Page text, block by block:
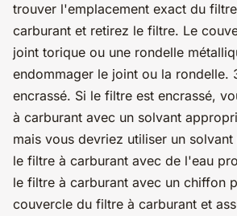
trouver l'emplacement exact du
carburant et retirez le filtre. Le
joint torique ou une rondelle
endommager le joint ou la
encrassé. Si le filtre est encrassé,
à carburant avec un solvant
mais vous devriez utiliser un
le filtre à carburant avec de l'eau
le filtre à carburant avec un chiffon
couvercle du filtre à carburant et